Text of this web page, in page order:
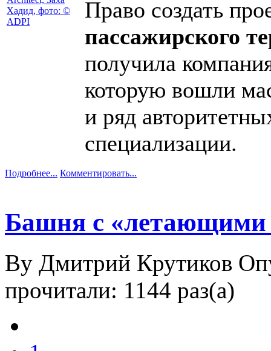
Право создать
пассажирского
получила
которую вошли
и ряд
специализации.
Подробнее... Комментировать...
Башня с «летающими
By Дмитрий Крутиков
прочитали: 1144 раз(а)